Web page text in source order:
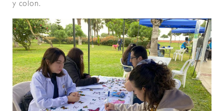
y colon.